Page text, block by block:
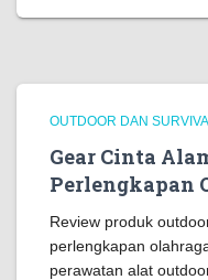
OUTDOOR DAN
Gear Cinta
Perlengkapan
Review produk
perlengkapan
perawatan alat